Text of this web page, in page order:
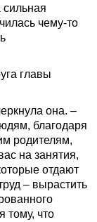
сильная
чему-то
главы
она. –
благодаря
родителям,
на занятия,
отдают
– вырастить
тому, что